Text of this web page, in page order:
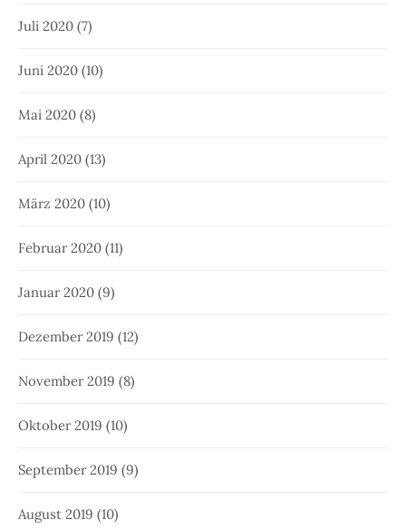
Juli 2020 (7)
Juni 2020 (10)
Mai 2020 (8)
April 2020 (13)
März 2020 (10)
Februar 2020 (11)
Januar 2020 (9)
Dezember 2019 (12)
November 2019 (8)
Oktober 2019 (10)
September 2019 (9)
August 2019 (10)